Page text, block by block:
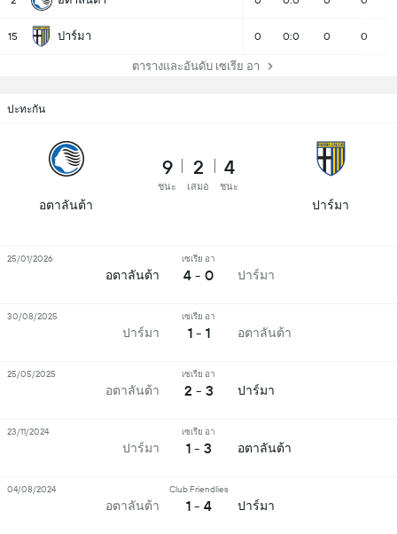
15 ปาร์มา 0 0:0 0 0
ตารางและอันดับ เซเรีย อา
ปะทะกัน
อตาลันต้า
9
ชนะ
2
เสมอ
4
ชนะ
ปาร์มา
อตาลันต้า
เซเรีย อา
4 - 0 ปาร์มา
25/01/2026
ปาร์มา
เซเรีย อา
1 - 1 อตาลันต้า
30/08/2025
อตาลันต้า
เซเรีย อา
2 - 3 ปาร์มา
25/05/2025
ปาร์มา
เซเรีย อา
1 - 3 อตาลันต้า
23/11/2024
อตาลันต้า
Club Friendlies
1 - 4 ปาร์มา
04/08/2024